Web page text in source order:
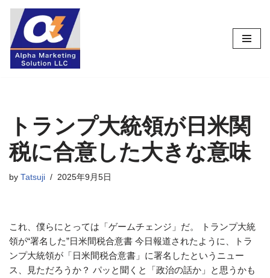
コ
ン
テ
ス
ッ
プ
トランプ大統領が日米関
税に合意した大きな意味
by Tatsuji 2025年9月5日
これ、僕らにとっては「ゲームチェンジ」だ。 トランプ大統
領が“署名した”日米間税合意書 今日報道されたように、トラ
ンプ大統領が「日米間税合意書」に署名したというニュー
ス、見ただろうか？ パッと聞くと「政治の話か」と思うかも